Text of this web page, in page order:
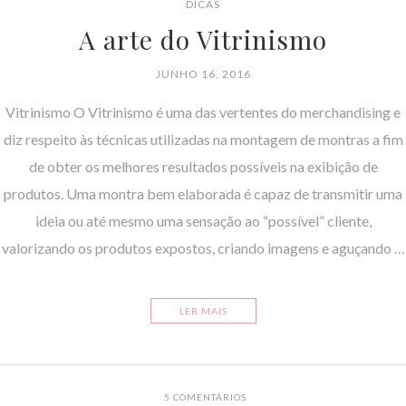
DICAS
A arte do Vitrinismo
JUNHO 16, 2016
Vitrinismo O Vitrinismo é uma das vertentes do merchandising e
diz respeito às técnicas utilizadas na montagem de montras a fim
de obter os melhores resultados possíveis na exibição de
produtos. Uma montra bem elaborada é capaz de transmitir uma
ideia ou até mesmo uma sensação ao “possível” cliente,
valorizando os produtos expostos, criando imagens e aguçando …
LER MAIS
5 COMENTÁRIOS